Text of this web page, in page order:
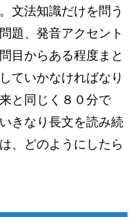
文法知識だけを問う
題、発音アクセント
目からある程度まと
ていかなければなり
と同じく８０分で
きなり長文を読み続
、どのようにしたら